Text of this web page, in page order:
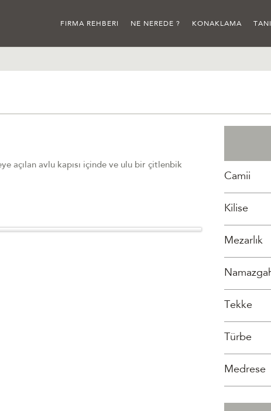
FIRMA REHBERI NE NEREDE ? KONAKLAMA
açılan avlu kapısı içinde ve ulu bir çitlenbik
Camii
Kilise
Mezarlık
Tekke
Türbe
Medrese